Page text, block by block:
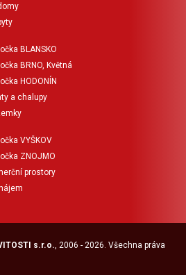
BLANSKO
BRNO, Květná
HODONÍN
a chalupy
VYŠKOV
ZNOJMO
prostory
s.r.o., 2006 - 2026. Všechna práva